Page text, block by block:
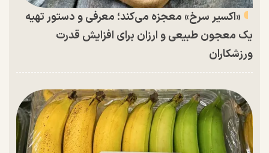
«اکسیر سرخ» معجزه می‌کند؛ معرفی و دستور تهیه
یک معجون طبیعی و ارزان برای افزایش قدرت
ورزشکاران